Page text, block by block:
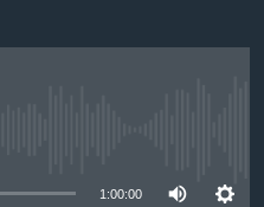
1:00:00